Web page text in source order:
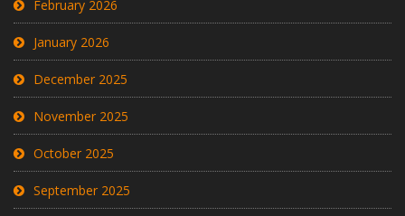
February 2026
January 2026
December 2025
November 2025
October 2025
September 2025